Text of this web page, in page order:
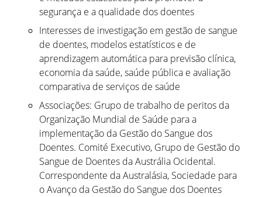
segurança e a qualidade dos doentes
Interesses de investigação em gestão de sangue
de doentes, modelos estatísticos e de
aprendizagem automática para previsão clínica,
economia da saúde, saúde pública e avaliação
comparativa de serviços de saúde
Associações: Grupo de trabalho de peritos da
Organização Mundial de Saúde para a
implementação da Gestão do Sangue dos
Doentes. Comité Executivo, Grupo de Gestão do
Sangue de Doentes da Austrália Ocidental.
Correspondente da Australásia, Sociedade para
o Avanço da Gestão do Sangue dos Doentes